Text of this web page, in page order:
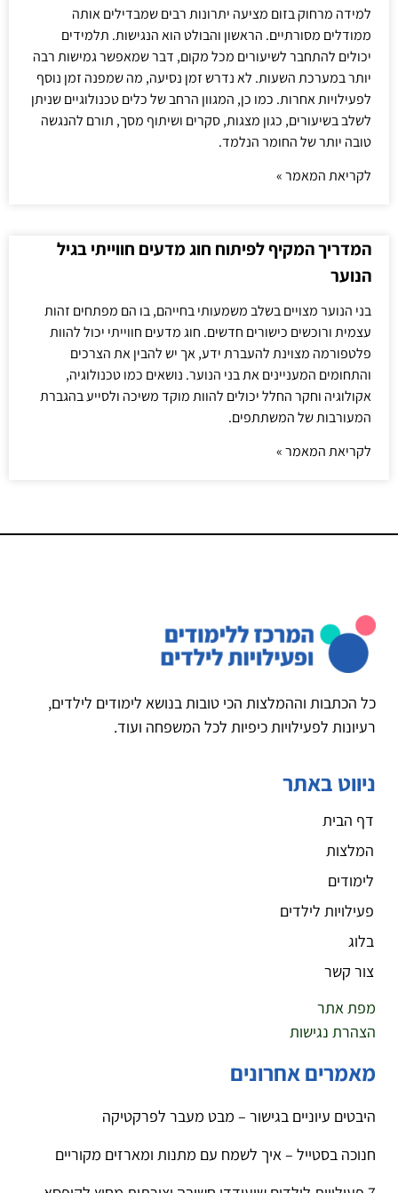
למידה מרחוק בזום מציעה יתרונות רבים שמבדילים אותה
ממודלים מסורתיים. הראשון והבולט הוא הנגישות. תלמידים
יכולים להתחבר לשיעורים מכל מקום, דבר שמאפשר גמישות רבה
יותר במערכת השעות. לא נדרש זמן נסיעה, מה שמפנה זמן נוסף
לפעילויות אחרות. כמו כן, המגוון הרחב של כלים טכנולוגיים שניתן
לשלב בשיעורים, כגון מצגות, סקרים ושיתוף מסך, תורם להנגשה
טובה יותר של החומר הנלמד.
לקריאת המאמר »
המדריך המקיף לפיתוח חוג מדעים חווייתי בגיל
הנוער
בני הנוער מצויים בשלב משמעותי בחייהם, בו הם מפתחים זהות
עצמית ורוכשים כישורים חדשים. חוג מדעים חווייתי יכול להוות
פלטפורמה מצוינת להעברת ידע, אך יש להבין את הצרכים
והתחומים המעניינים את בני הנוער. נושאים כמו טכנולוגיה,
אקולוגיה וחקר החלל יכולים להוות מוקד משיכה ולסייע בהגברת
המעורבות של המשתתפים.
לקריאת המאמר »
כל הכתבות וההמלצות הכי טובות בנושא לימודים לילדים,
רעיונות לפעילויות כיפיות לכל המשפחה ועוד.
ניווט באתר
דף הבית
המלצות
לימודים
פעילויות לילדים
בלוג
צור קשר
מפת אתר
הצהרת נגישות
מאמרים אחרונים
היבטים עיוניים בגישור – מבט מעבר לפרקטיקה
חנוכה בסטייל – איך לשמח עם מתנות ומארזים מקוריים